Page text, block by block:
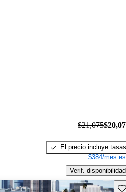
$21,075
El precio incluye tasas
$384/mes
Verif. disponibilidad